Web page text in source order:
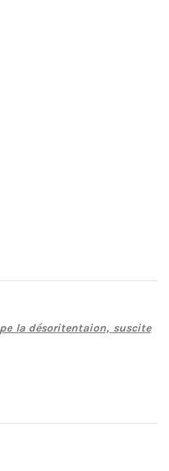
la désoritentaion, suscite